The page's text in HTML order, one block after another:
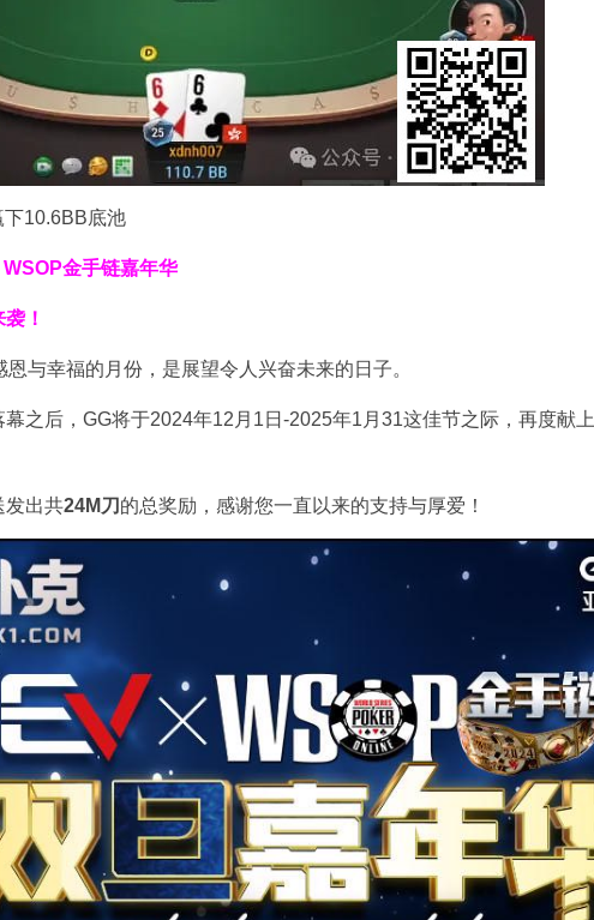
10.6BB底池
WSOP金手链嘉年华
！
恩与幸福的月份，是展望令人兴奋未来的日子。
之后，GG将于2024年12月1日-2025年1月31这佳节之际，再度献上
发出共24M刀 的总奖励，感谢您一直以来的支持与厚爱！